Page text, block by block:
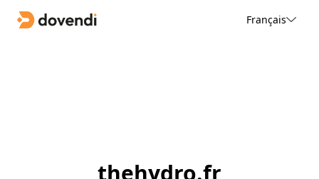
Français